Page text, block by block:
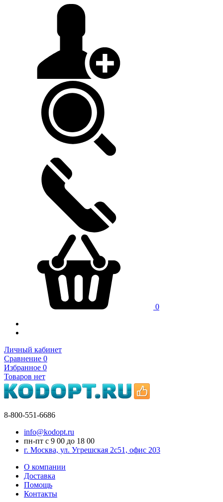
0
Личный кабинет
Сравнение 0
Избранное 0
Товаров нет
8-800-551-6686
info@kodopt.ru
пн-пт с 9 00 до 18 00
г. Москва, ул. Угрешская 2с51, офис 203
О компании
Доставка
Помощь
Контакты